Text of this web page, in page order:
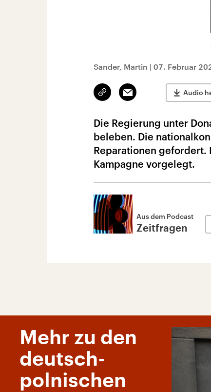
Sander, Martin | 07. Februar
Link
kopieren/teilen
Email Audio
Die Regierung unter
beleben. Die
Reparationen gefordert.
Kampagne vorgelegt.
Aus dem Podcast
Zeitfragen
Mehr zu den
deutsch-
polnischen